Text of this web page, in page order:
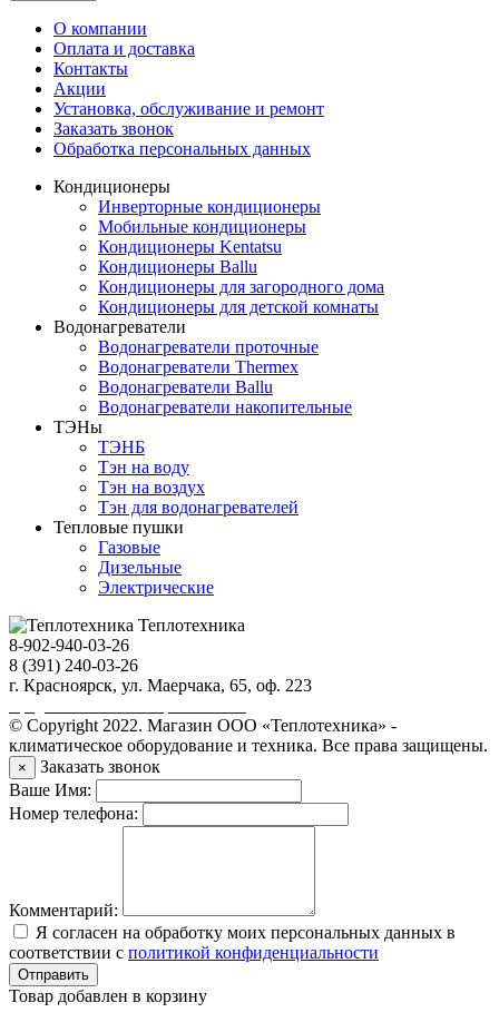
О компании
Оплата и доставка
Контакты
Акции
Установка, обслуживание и ремонт
Заказать звонок
Обработка персональных данных
Кондиционеры
Инверторные кондиционеры
Мобильные кондиционеры
Кондиционеры Kentatsu
Кондиционеры Ballu
Кондиционеры для загородного дома
Кондиционеры для детской комнаты
Водонагреватели
Водонагреватели проточные
Водонагреватели Thermex
Водонагреватели Ballu
Водонагреватели накопительные
ТЭНы
ТЭНБ
Тэн на воду
Тэн на воздух
Тэн для водонагревателей
Тепловые пушки
Газовые
Дизельные
Электрические
Теплотехника
8-902-940-03-26
8 (391) 240-03-26
г. Красноярск, ул. Маерчака, 65, оф. 223
© Copyright 2022. Магазин ООО «Теплотехника» -
климатическое оборудование и техника. Все права защищены.
×
Заказать звонок
Ваше Имя:
Номер телефона:
Комментарий:
Я согласен на обработку моих персональных данных в
соответствии с политикой конфиденциальности
Отправить
Товар добавлен в корзину